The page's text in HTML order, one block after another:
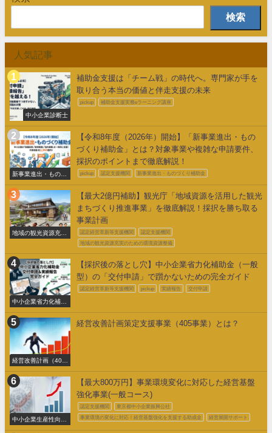
検索
人気記事
中小企業診断士
補助金支援は「チーム戦」の時代へ。専門家が手を
取り合う本当の価値と伴走支援の未来
pickup 補助金支援実務eラーニング講座
新事業進出・ものづ
くり補助金
【令和8年度（2026年）開始】「新事業進出・もの
づくり補助金」とは？対象事業や複雑な申請要件、
採択のポイントまで徹底解説！
pickup 認定支援機関 新事業進出・ものづくり補助金
地域の観光資源充実
【最大2億円補助】観光庁「地域資源を活用した観光
まちづくり推進事業」を徹底解説！採択を勝ち取る
事業計画
認定経営革新等支援機関 認定支援機関
地域の観光資源充実のための環境資源整備
中小企業省力化補助
金交付申請
【採択後の落とし穴】中小企業省力化補助金（一般
型）の「交付申請」で躓かないための完全ガイド
認定経営革新等支援機関 pickup 実績報告 交付申請
経営改善計画（405
事業）
経営改善計画策定支援事業（405事業）とは？
中小企業生産性向上
促進事業費補助金
【最大800万円】事業環境変化に対応した経営基盤
強化事業(一般コース)
認定支援機関 東京都中小企業振興公社
事業環境の変化に対応！経営基盤強化を支援する助成金 経営展開サポート